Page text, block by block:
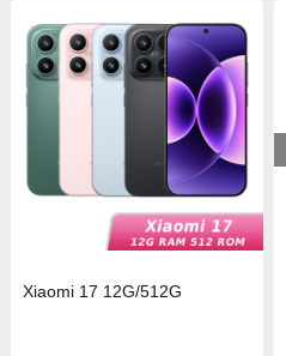
Xiaomi 17 12G/512G